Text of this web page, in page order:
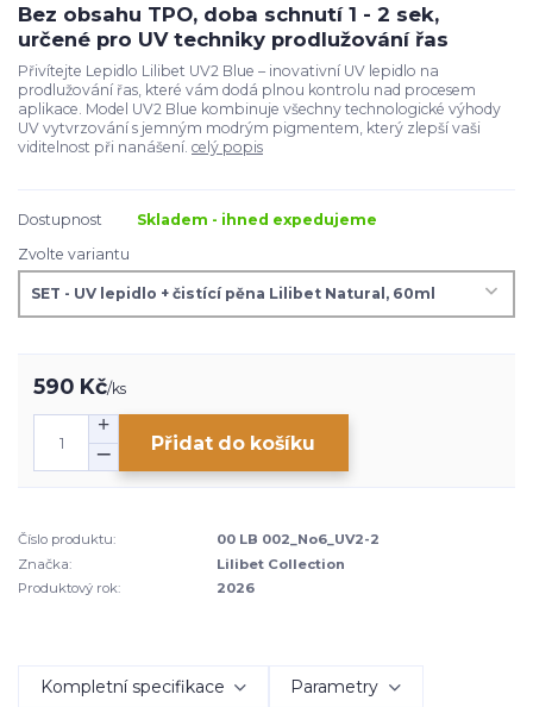
Bez obsahu TPO, doba schnutí 1 - 2 sek,
určené pro UV techniky prodlužování řas
Přivítejte Lepidlo Lilibet UV2 Blue – inovativní UV lepidlo na
prodlužování řas, které vám dodá plnou kontrolu nad procesem
aplikace. Model UV2 Blue kombinuje všechny technologické výhody
UV vytvrzování s jemným modrým pigmentem, který zlepší vaši
viditelnost při nanášení. celý popis
Dostupnost
Skladem - ihned expedujeme
Zvolte variantu
590 Kč/ks
Přidat do košíku
Číslo produktu:
00 LB 002_No6_UV2-2
Značka:
Lilibet Collection
Produktový rok:
2026
Kompletní specifikace Parametry